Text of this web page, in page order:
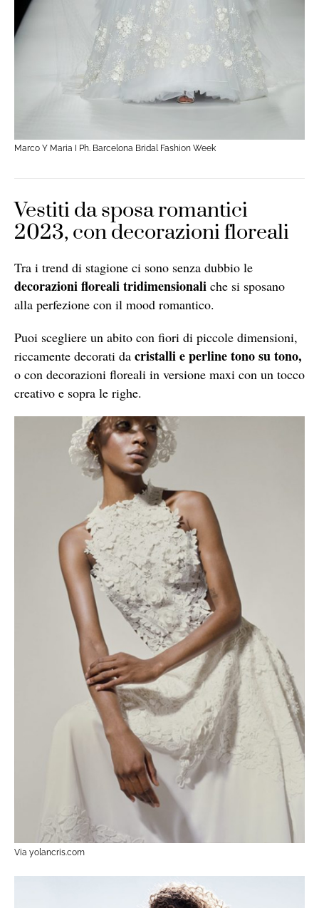
Marco Y Maria I Ph. Barcelona Bridal Fashion Week
Vestiti da sposa romantici
2023, con decorazioni floreali
Tra i trend di stagione ci sono senza dubbio le
decorazioni floreali tridimensionali che si sposano
alla perfezione con il mood romantico.
Puoi scegliere un abito con fiori di piccole dimensioni,
riccamente decorati da cristalli e perline tono su tono,
o con decorazioni floreali in versione maxi con un tocco
creativo e sopra le righe.
Via yolancris.com